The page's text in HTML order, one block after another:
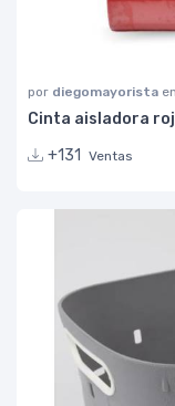
por diegomayorista en
Cinta aisladora
+131
Ventas